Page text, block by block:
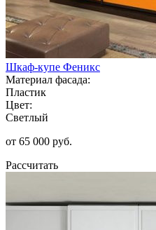
Шкаф-купе Феникс
Материал фасада:
Пластик
Цвет:
Светлый
от 65 000 руб.
Рассчитать